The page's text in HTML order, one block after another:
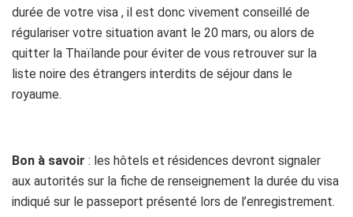
durée de votre visa , il est donc vivement conseillé de
régulariser votre situation avant le 20 mars, ou alors de
quitter la Thaïlande pour éviter de vous retrouver sur la
liste noire des étrangers interdits de séjour dans le
royaume.
Bon à savoir : les hôtels et résidences devront signaler
aux autorités sur la fiche de renseignement la durée du visa
indiqué sur le passeport présenté lors de l’enregistrement.